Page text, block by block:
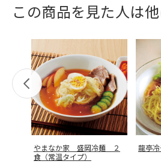
この商品を見た人は
やまなか家 盛岡冷麺 ２
食（常温タイプ）
龍亭